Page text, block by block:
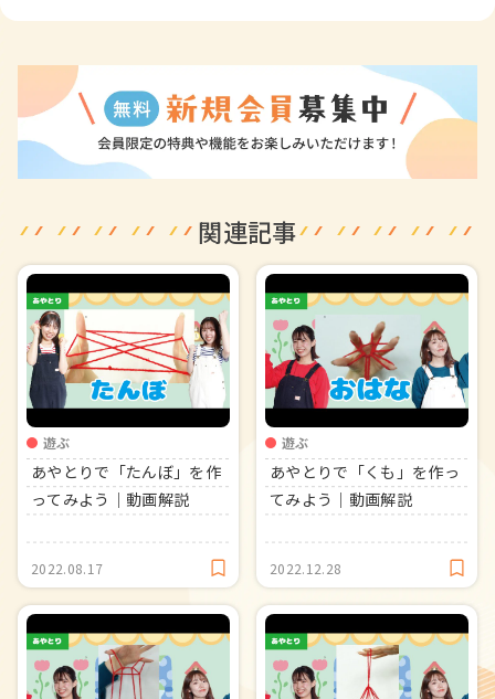
関連記事
遊ぶ
あやとりで「たんぼ」を作
ってみよう｜動画解説
2022.08.17
遊ぶ
あやとりで「くも」を作っ
てみよう｜動画解説
2022.12.28